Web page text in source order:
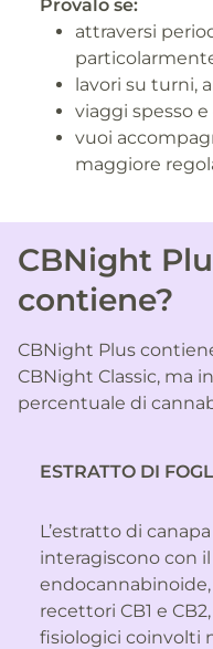
Provalo se:
attraversi
lavori su turni,
viaggi spesso
vuoi
maggiore
CBNight
contiene?
CBNight Plus
CBNight Classic, ma
percentuale di
ESTRATTO DI
L’estratto di
interagiscono con
recettori CB1 e
fisiologici coinvolti